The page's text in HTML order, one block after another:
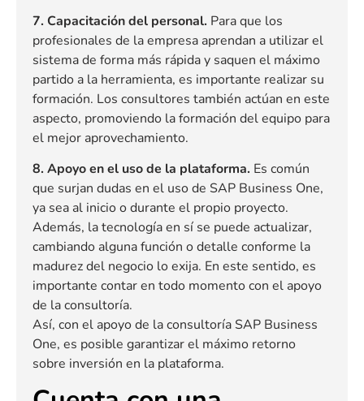
7. Capacitación del personal. Para que los
profesionales de la empresa aprendan a utilizar el
sistema de forma más rápida y saquen el máximo
partido a la herramienta, es importante realizar su
formación. Los consultores también actúan en este
aspecto, promoviendo la formación del equipo para
el mejor aprovechamiento.
8. Apoyo en el uso de la plataforma. Es común
que surjan dudas en el uso de SAP Business One,
ya sea al inicio o durante el propio proyecto.
Además, la tecnología en sí se puede actualizar,
cambiando alguna función o detalle conforme la
madurez del negocio lo exija. En este sentido, es
importante contar en todo momento con el apoyo
de la consultoría.
Así, con el apoyo de la consultoría SAP Business
One, es posible garantizar el máximo retorno
sobre inversión en la plataforma.